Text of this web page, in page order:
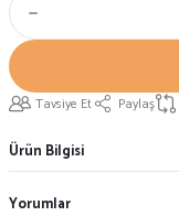
Tavsiye Et Paylaş
Ürün Bilgisi
Yorumlar